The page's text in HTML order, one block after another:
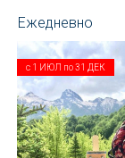
с 1 ИЮЛ по31 ДЕК